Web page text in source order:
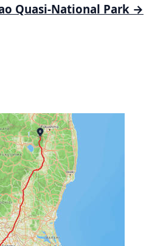
Quasi-National Park →